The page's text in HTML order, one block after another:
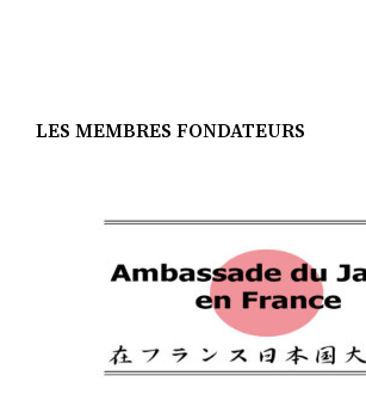
LES MEMBRES FONDATEURS